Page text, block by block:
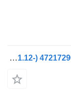
صمام الهواء Mercedes-Benz أكتروس mp4 1842 (01.12-) 4721729010 لـ السيارات القاطرة Mercedes-Benz Actros MP4 Antos Arocs (2012-)